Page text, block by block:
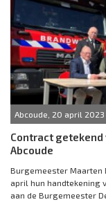
Abcoude, 20 april 2023
Contract
Abcoude
Burgemeester Maarten
april hun handtekening
aan de Burgemeester